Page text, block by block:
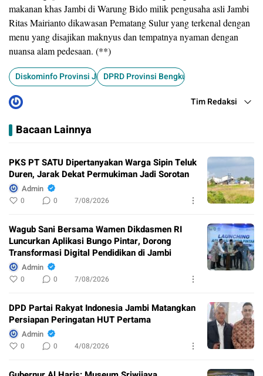
makanan khas Jambi di Warung Bido milik pengusaha asli Jambi
Ritas Mairianto dikawasan Pematang Sulur yang terkenal dengan
menu yang disajikan maknyus dan tempatnya nyaman dengan
nuansa alam pedesaan. (**)
Diskominfo Provinsi JambiDPRD Provinsi Bengku
Tim Redaksi
Bacaan Lainnya
PKS PT SATU Dipertanyakan Warga Sipin Teluk
Duren, Jarak Dekat Permukiman Jadi Sorotan
Admin
0 0 7/08/2026
Wagub Sani Bersama Wamen Dikdasmen RI
Luncurkan Aplikasi Bungo Pintar, Dorong
Transformasi Digital Pendidikan di Jambi
Admin
0 0 7/08/2026
DPD Partai Rakyat Indonesia Jambi Matangkan
Persiapan Peringatan HUT Pertama
Admin
0 0 4/08/2026